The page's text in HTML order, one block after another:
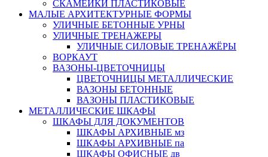
СКАМЕЙКИ ПЛАСТИКОВЫЕ
МАЛЫЕ АРХИТЕКТУРНЫЕ ФОРМЫ
УЛИЧНЫЕ БЕТОННЫЕ УРНЫ
УЛИЧНЫЕ ТРЕНАЖЕРЫ
УЛИЧНЫЕ СИЛОВЫЕ ТРЕНАЖЁРЫ
ВОРКАУТ
ВАЗОНЫ-ЦВЕТОЧНИЦЫ
ЦВЕТОЧНИЦЫ МЕТАЛЛИЧЕСКИЕ
ВАЗОНЫ БЕТОННЫЕ
ВАЗОНЫ ПЛАСТИКОВЫЕ
МЕТАЛЛИЧЕСКИЕ ШКАФЫ
ШКАФЫ ДЛЯ ДОКУМЕНТОВ
ШКАФЫ АРХИВНЫЕ мз
ШКАФЫ АРХИВНЫЕ па
ШКАФЫ ОФИСНЫЕ дв